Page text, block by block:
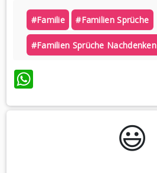
#familie #familien Sprüche
#familien Sprüche Nachdenken
WhatsApp
😃️